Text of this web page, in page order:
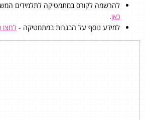
להרשמה לקורס במתמטיקה לתלמידים
כאן.
למידע נוסף על הבגרות במתמטיקה - לחצו